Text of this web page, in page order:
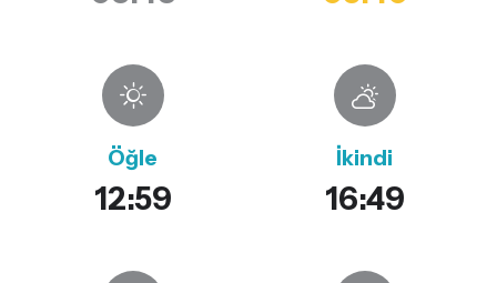
Öğle
12:59
İkindi
16:49